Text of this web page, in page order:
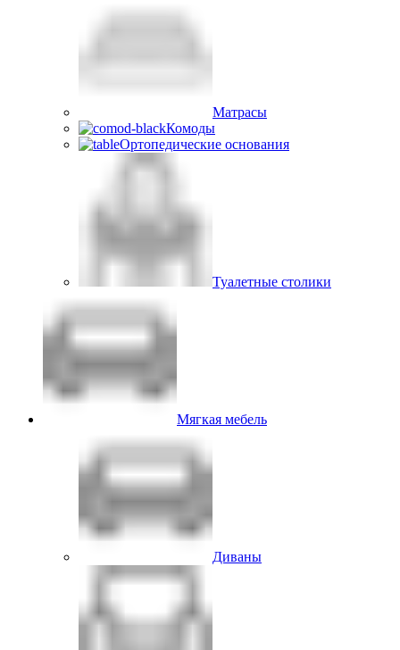
Матрасы
Комоды
Ортопедические основания
Туалетные столики
Мягкая мебель
Диваны